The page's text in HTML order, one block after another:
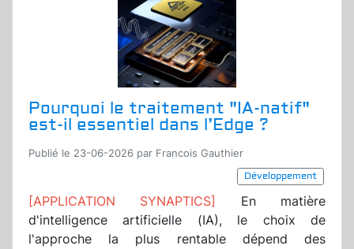
Pourquoi le traitement "IA-natif"
est-il essentiel dans l’Edge ?
Publié le 23-06-2026 par Francois Gauthier
Développement
[APPLICATION SYNAPTICS] En matière
d'intelligence artificielle (IA), le choix de
l'approche la plus rentable dépend des